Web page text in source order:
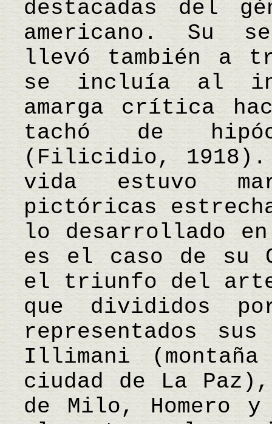
destacadas del
americano. Su
llevó también a
se incluía al
amarga crítica
tachó de
(Filicidio, 1918).
vida estuvo
pictóricas
lo desarrollado
es el caso de su
el triunfo del
que divididos
representados
Illimani
ciudad de La
de Milo, Homero